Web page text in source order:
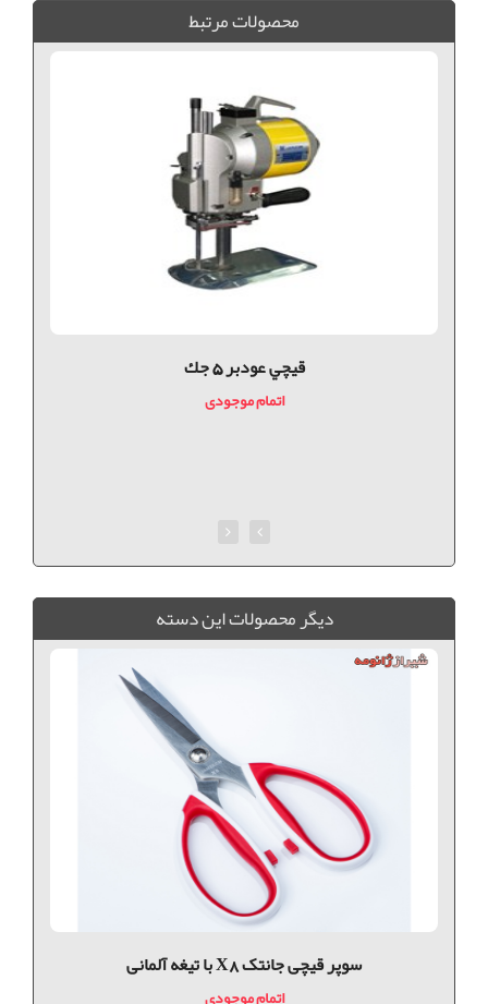
محصولات مرتبط
قيچي عودبر 5 جك
اتمام موجودی
ديگر محصولات اين دسته
سوپر قیچی جانتک X8 با تیغه آلمانی
اتمام موجودی